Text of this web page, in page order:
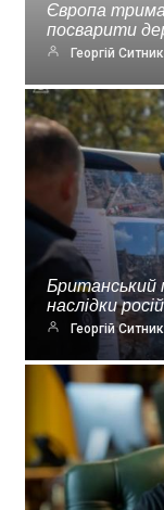
Європа
посварити
Георгій Ситник
Британський
наслідки
Георгій Ситник